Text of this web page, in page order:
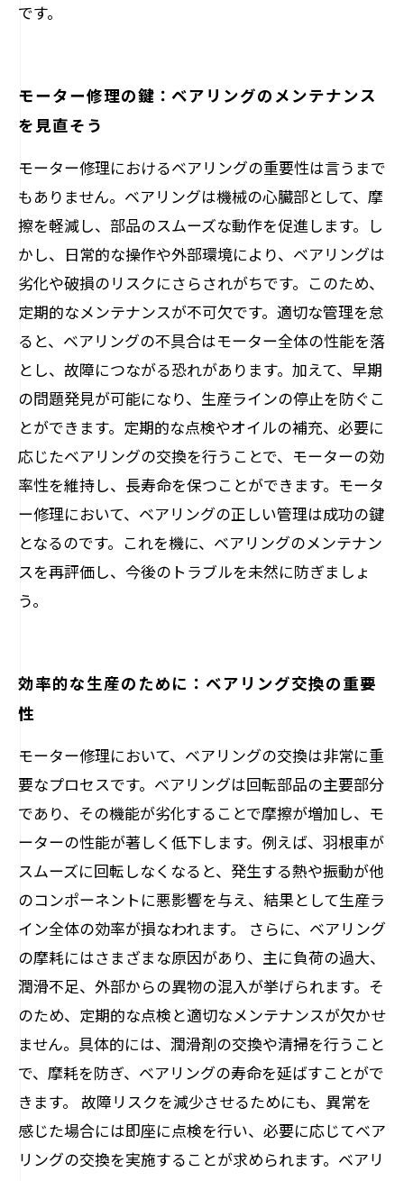
です。
モーター修理の鍵：ベアリングのメンテナンス
を見直そう
モーター修理におけるベアリングの重要性は言うまで
もありません。ベアリングは機械の心臓部として、摩
擦を軽減し、部品のスムーズな動作を促進します。し
かし、日常的な操作や外部環境により、ベアリングは
劣化や破損のリスクにさらされがちです。このため、
定期的なメンテナンスが不可欠です。適切な管理を怠
ると、ベアリングの不具合はモーター全体の性能を落
とし、故障につながる恐れがあります。加えて、早期
の問題発見が可能になり、生産ラインの停止を防ぐこ
とができます。定期的な点検やオイルの補充、必要に
応じたベアリングの交換を行うことで、モーターの効
率性を維持し、長寿命を保つことができます。モータ
ー修理において、ベアリングの正しい管理は成功の鍵
となるのです。これを機に、ベアリングのメンテナン
スを再評価し、今後のトラブルを未然に防ぎましょ
う。
効率的な生産のために：ベアリング交換の重要
性
モーター修理において、ベアリングの交換は非常に重
要なプロセスです。ベアリングは回転部品の主要部分
であり、その機能が劣化することで摩擦が増加し、モ
ーターの性能が著しく低下します。例えば、羽根車が
スムーズに回転しなくなると、発生する熱や振動が他
のコンポーネントに悪影響を与え、結果として生産ラ
イン全体の効率が損なわれます。 さらに、ベアリング
の摩耗にはさまざまな原因があり、主に負荷の過大、
潤滑不足、外部からの異物の混入が挙げられます。そ
のため、定期的な点検と適切なメンテナンスが欠かせ
ません。具体的には、潤滑剤の交換や清掃を行うこと
で、摩耗を防ぎ、ベアリングの寿命を延ばすことがで
きます。 故障リスクを減少させるためにも、異常を
感じた場合には即座に点検を行い、必要に応じてベア
リングの交換を実施することが求められます。ベアリ